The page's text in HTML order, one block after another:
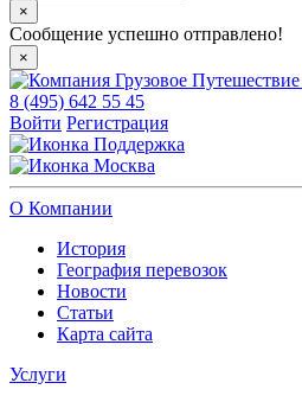
×
Сообщение успешно отправлено!
×
8 (495) 642 55 45
Войти Регистрация
Поддержка
Москва
О Компании
История
География перевозок
Новости
Статьи
Карта сайта
Услуги